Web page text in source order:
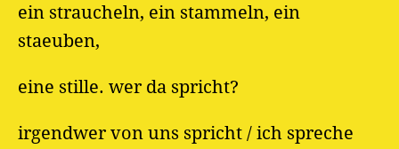
ein straucheln, ein stammeln, ein
staeuben,
eine stille. wer da spricht?
irgendwer von uns spricht / ich spreche